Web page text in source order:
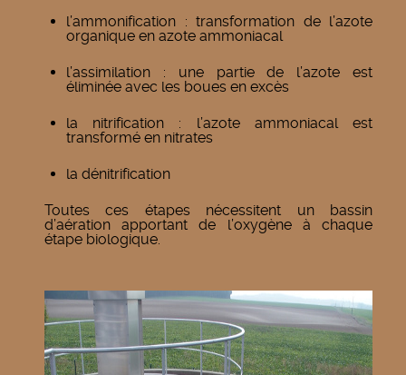
l’ammonification : transformation de l’azote
organique en azote ammoniacal
l’assimilation : une partie de l’azote est
éliminée avec les boues en excès
la nitrification : l’azote ammoniacal est
transformé en nitrates
la dénitrification
Toutes ces étapes nécessitent un bassin
d’aération apportant de l’oxygène à chaque
étape biologique.